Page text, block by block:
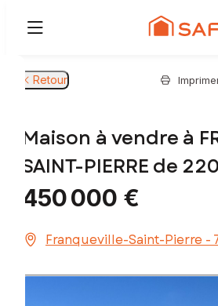
Retour
Maison à vendre à
SAINT-PIERRE de
450 000 €
Franqueville-Saint-Pierre -